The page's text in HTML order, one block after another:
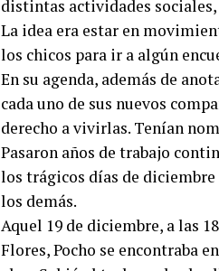
distintas actividades sociales,
La idea era estar en
los chicos para ir a algún
En su agenda, además de
cada uno de sus nuevos
derecho a vivirlas. Tenían
Pasaron años de trabajo
los trágicos días de
los demás.
Aquel 19 de diciembre, a las
Flores, Pocho se encontraba